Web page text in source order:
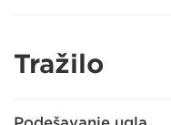
Tražilo